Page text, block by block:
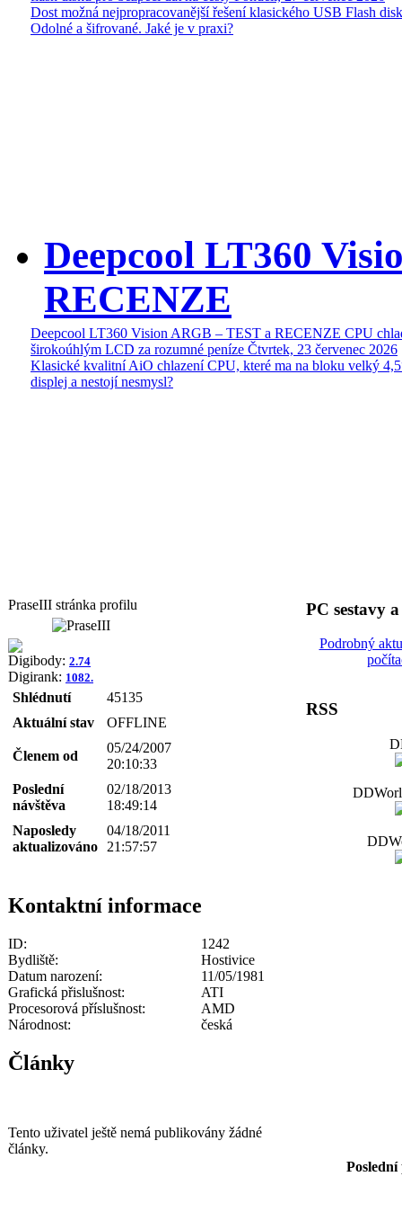
Dost možná nejpropracovanější řešení klasického USB Flash
Odolné a šifrované. Jaké je v praxi?
Deepcool LT360
RECENZE
Deepcool LT360 Vision ARGB – TEST a RECENZE CPU
širokoúhlým LCD za rozumné peníze Čtvrtek, 23 červenec 2026
Klasické kvalitní AiO chlazení CPU, které ma na bloku velký
displej a nestojí nesmysl?
PraseIII stránka profilu
Digibody: 2.74
Digirank: 1082.
Shlédnutí
45135
Aktuální stav
OFFLINE
Členem od
05/24/2007
20:10:33
Poslední
návštěva
02/18/2013
18:49:14
Naposledy
aktualizováno
04/18/2011
21:57:57
Kontaktní informace
ID:
1242
Bydliště:
Hostivice
Datum narození:
11/05/1981
Grafická přislušnost:
ATI
Procesorová příslušnost:
AMD
Národnost:
česká
Články
Tento uživatel ještě nemá publikovány žádné
články.
PC sestavy
Podrobný
RSS